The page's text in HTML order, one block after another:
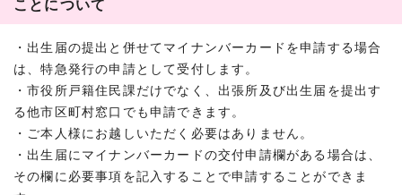
ことについて
・出生届の提出と併せてマイナンバーカードを申請する場合
は、特急発行の申請として受付します。
・市役所戸籍住民課だけでなく、出張所及び出生届を提出す
る他市区町村窓口でも申請できます。
・ご本人様にお越しいただく必要はありません。
・出生届にマイナンバーカードの交付申請欄がある場合は、
その欄に必要事項を記入することで申請することができま